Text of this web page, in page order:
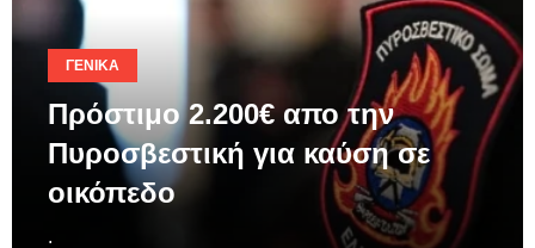
ΓΕΝΙΚΆ
Πρόστιμο 2.200€ απο την
Πυροσβεστική για καύση σε
οικόπεδο
.